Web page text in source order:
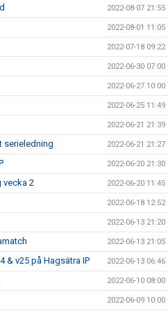
2022-08-07 21:55
2022-08-01 11:05
2022-07-18 09:22
2022-06-30 07:00
2022-06-27 10:00
2022-06-25 11:49
2022-06-21 21:39
serieledning 2022-06-21 21:27
2022-06-20 21:30
vecka 2 2022-06-20 11:45
2022-06-18 12:52
2022-06-13 21:20
2022-06-13 21:05
v25 på Hagsätra IP 2022-06-13 06:46
2022-06-10 08:00
2022-06-09 10:00